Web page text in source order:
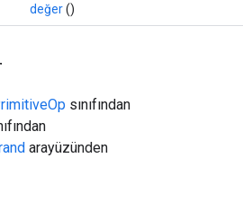
değer()
sınıfından
arayüzünden